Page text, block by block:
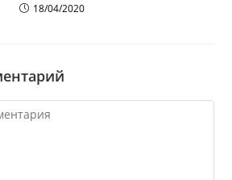
18/04/2020